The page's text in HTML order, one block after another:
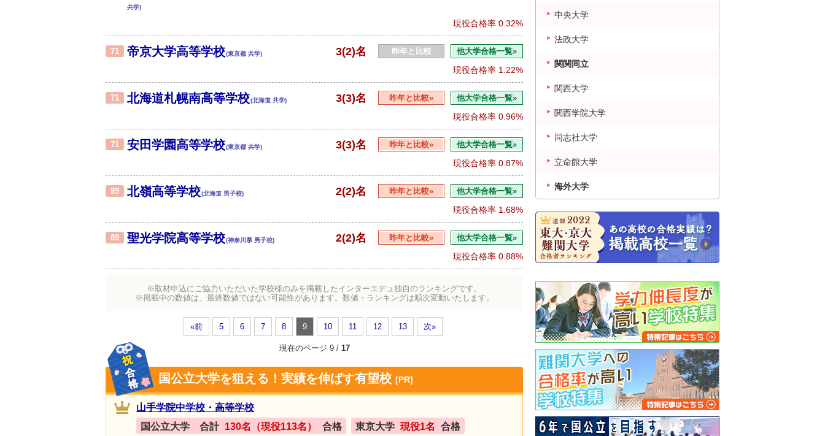
共学)
現役合格率 0.32%
71 帝京大学高等学校(東京都 共学) 3(2)名 昨年と比較 他大学合格一覧»
現役合格率 1.22%
71 北海道札幌南高等学校(北海道 共学) 3(3)名 昨年と比較» 他大学合格一覧»
現役合格率 0.96%
71 安田学園高等学校(東京都 共学) 3(3)名 昨年と比較» 他大学合格一覧»
現役合格率 0.87%
89 北嶺高等学校(北海道 男子校) 2(2)名 昨年と比較» 他大学合格一覧»
現役合格率 1.68%
89 聖光学院高等学校(神奈川県 男子校) 2(2)名 昨年と比較» 他大学合格一覧»
現役合格率 0.88%
※取材申込にご協力いただいた学校様のみを掲載したインターエデュ独自のランキングです。
※掲載中の数値は、最終数値ではない可能性があります。数値・ランキングは順次変動いたします。
«前 5 6 7 8 9 10 11 12 13 次»
現在のページ 9 / 17
国公立大学を狙える！実績を伸ばす有望校 [PR]
山手学院中学校・高等学校
国公立大学 合計 130名（現役113名） 合格 東京大学 現役1名
合格
中央大学
法政大学
関関同立
関西大学
関西学院大学
同志社大学
立命館大学
海外大学